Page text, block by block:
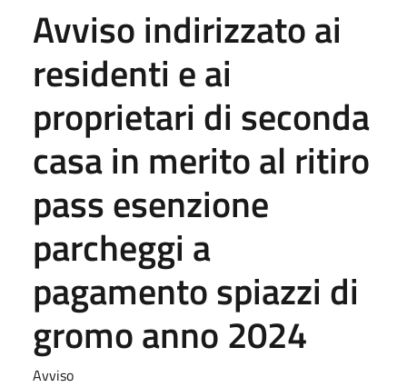
Avviso indirizzato ai
residenti e ai
proprietari di seconda
casa in merito al ritiro
pass esenzione
parcheggi a
pagamento spiazzi di
gromo anno 2024
Avviso